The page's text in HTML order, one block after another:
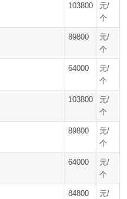
103800
元/
个
89800
元/
个
64000
元/
个
103800
元/
个
89800
元/
个
64000
元/
个
84800
元/